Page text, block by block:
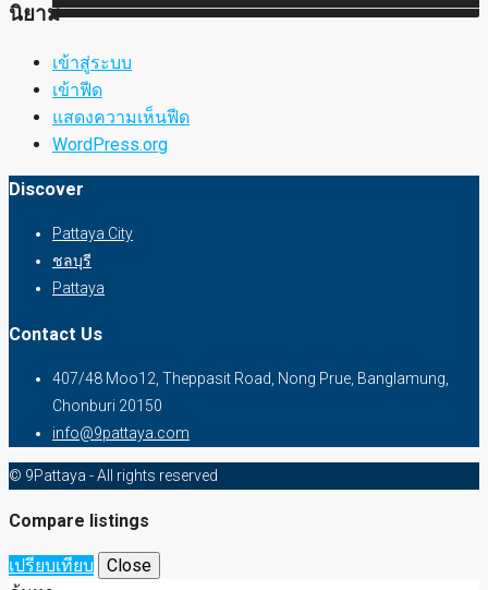
นิยาม
เข้าสู่ระบบ
เข้าฟีด
แสดงความเห็นฟีด
WordPress.org
Discover
Pattaya City
ชลบุรี
Pattaya
Contact Us
407/48 Moo12, Theppasit Road, Nong Prue, Banglamung,
Chonburi 20150
info@9pattaya.com
© 9Pattaya - All rights reserved
Compare listings
เปรียบเทียบ
Close